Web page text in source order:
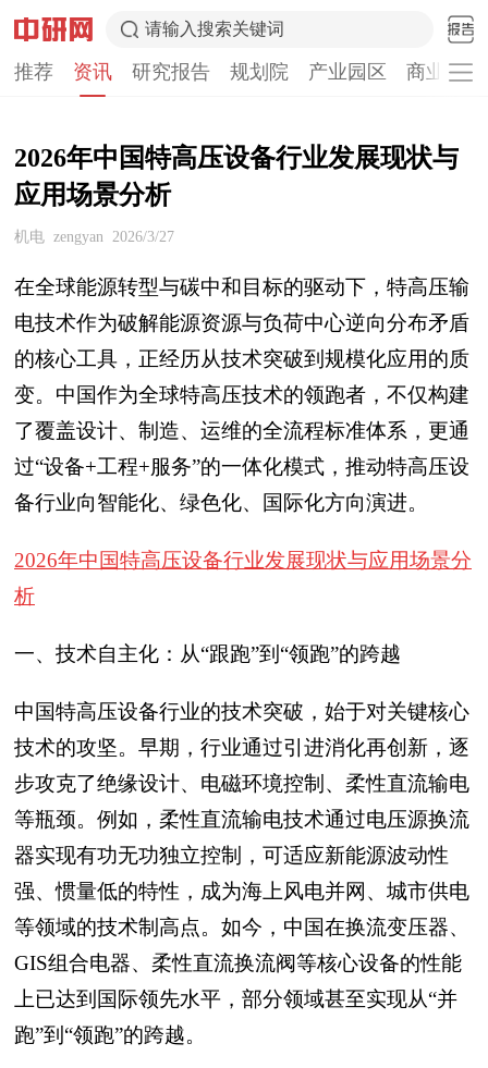
请输入搜索关键词
推荐 资讯 研究报告 规划院 产业园区 商业计
2026年中国特高压设备行业发展现状与
应用场景分析
机电 zengyan 2026/3/27
在全球能源转型与碳中和目标的驱动下，特高压输
电技术作为破解能源资源与负荷中心逆向分布矛盾
的核心工具，正经历从技术突破到规模化应用的质
变。中国作为全球特高压技术的领跑者，不仅构建
了覆盖设计、制造、运维的全流程标准体系，更通
过“设备+工程+服务”的一体化模式，推动特高压设
备行业向智能化、绿色化、国际化方向演进。
2026年中国特高压设备行业发展现状与应用场景分
析
一、技术自主化：从“跟跑”到“领跑”的跨越
中国特高压设备行业的技术突破，始于对关键核心
技术的攻坚。早期，行业通过引进消化再创新，逐
步攻克了绝缘设计、电磁环境控制、柔性直流输电
等瓶颈。例如，柔性直流输电技术通过电压源换流
器实现有功无功独立控制，可适应新能源波动性
强、惯量低的特性，成为海上风电并网、城市供电
等领域的技术制高点。如今，中国在换流变压器、
GIS组合电器、柔性直流换流阀等核心设备的性能
上已达到国际领先水平，部分领域甚至实现从“并
跑”到“领跑”的跨越。